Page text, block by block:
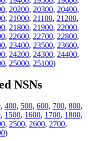
, 20200, 20300, 20400,
, 21000, 21100, 21200,
, 21800, 21900, 22000,
, 22600, 22700, 22800,
, 23400, 23500, 23600,
, 24200, 24300, 24400,
, 25000, 25100)
NSNs
, 400, 500, 600, 700, 800,
, 1500, 1600, 1700, 1800,
, 2500, 2600, 2700,
)